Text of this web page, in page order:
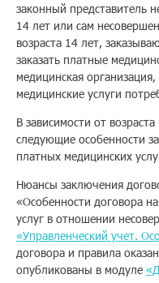
Помощь
Заказать звонок
Подписка
Кабинет
Корзина
законный представитель
14 лет или сам
возраста 14 лет,
заказать платные
медицинская
медицинские услуги
В зависимости от
следующие особенности
платных медицинских
Нюансы заключения
«Особенности договора
услуг в отношении
«Управленческий учет.
договора и правила
опубликованы в модуле